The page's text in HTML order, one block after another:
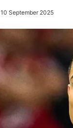
10 September 2025